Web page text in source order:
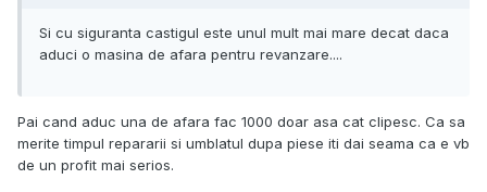
Si cu siguranta castigul este unul mult mai mare decat daca
aduci o masina de afara pentru revanzare....
Pai cand aduc una de afara fac 1000 doar asa cat clipesc. Ca sa
merite timpul repararii si umblatul dupa piese iti dai seama ca e vb
de un profit mai serios.